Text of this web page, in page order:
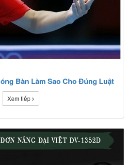
Bàn Làm Sao Cho Đúng Luật
Xem tiếp